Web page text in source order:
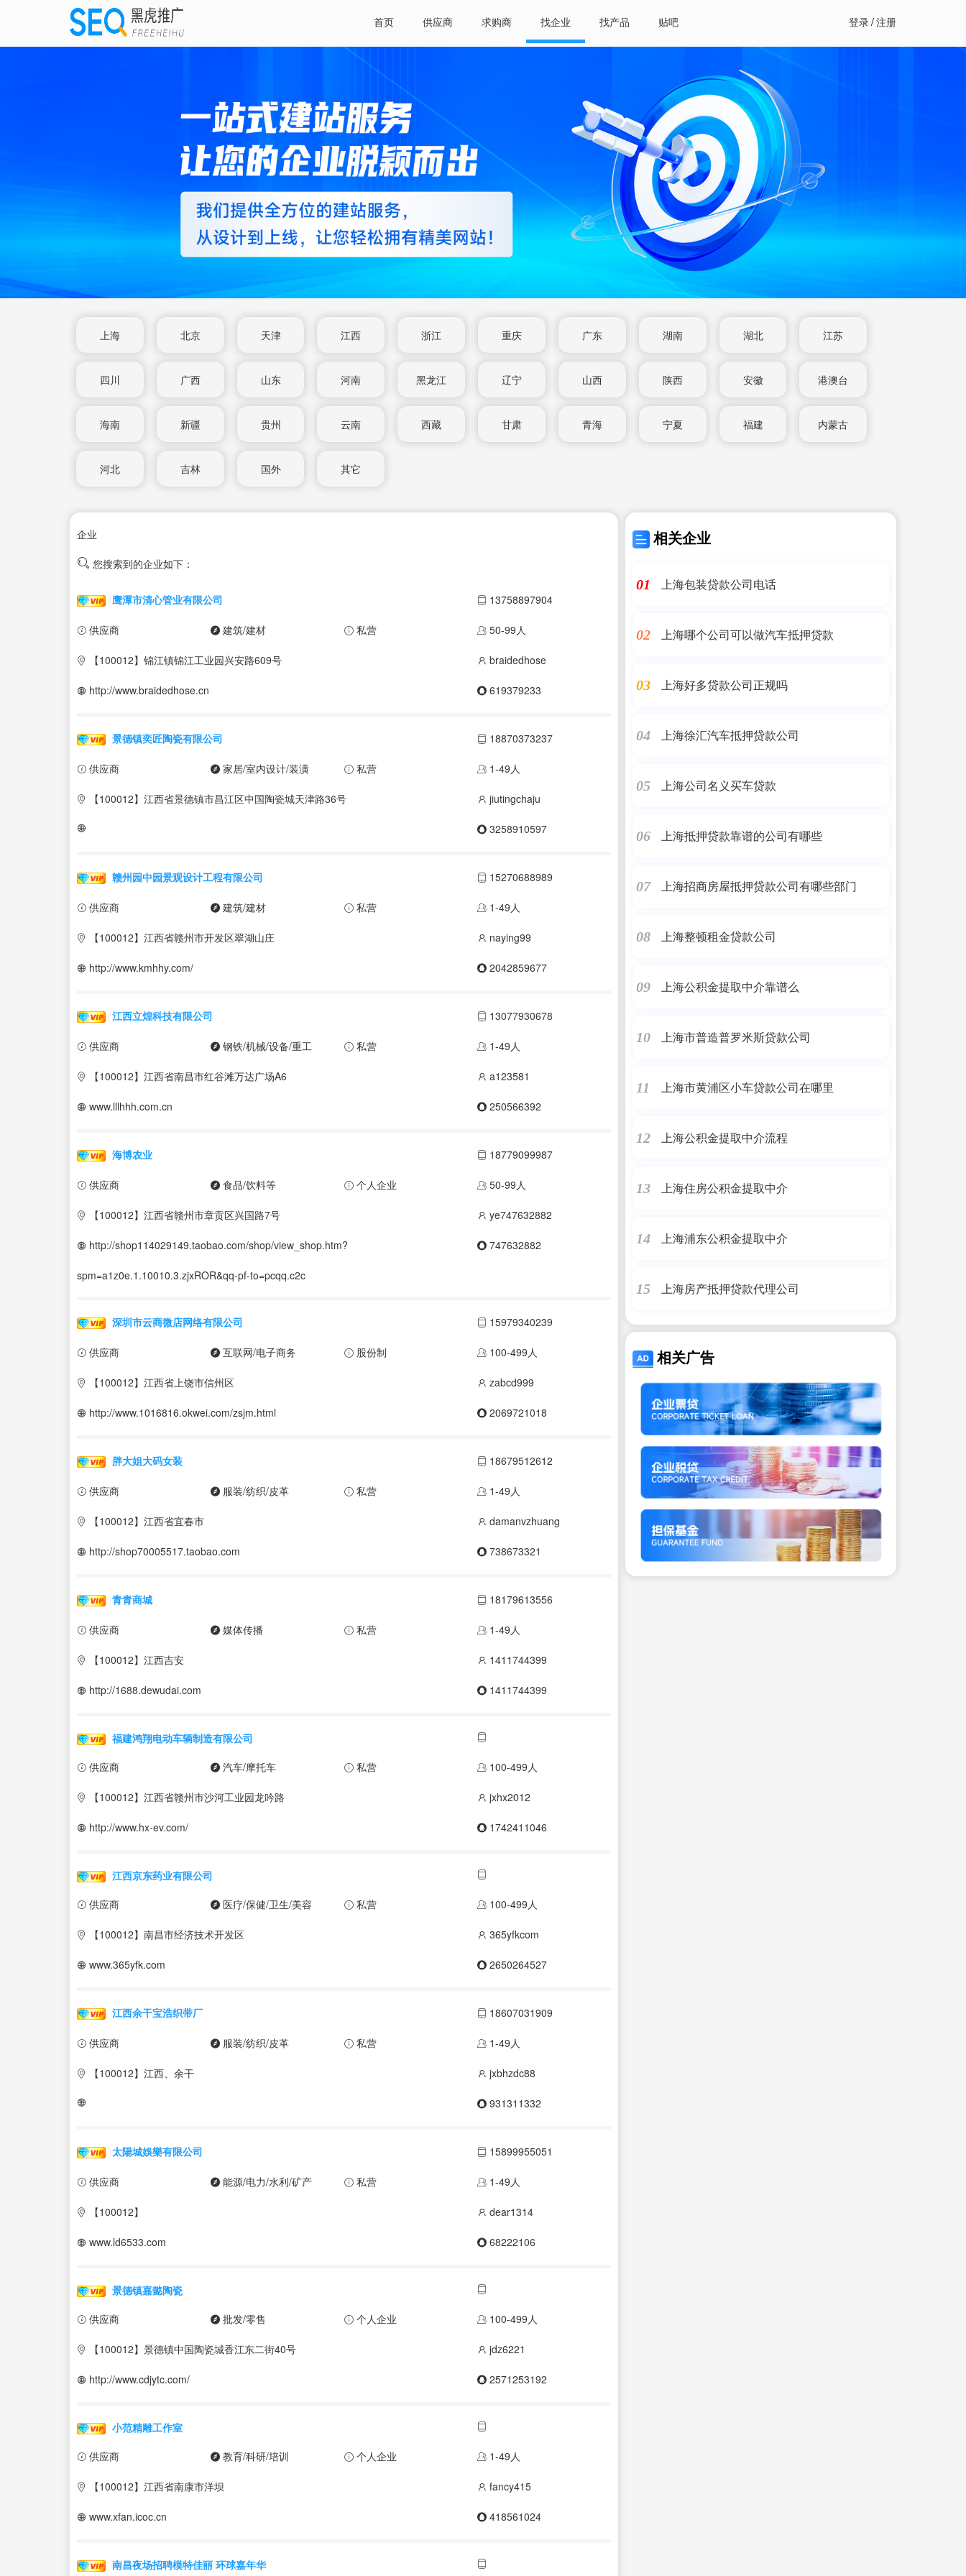
首页 供应商 求购商 找企业 找产品 贴吧 登录/注册
上海 北京 天津 江西 浙江 重庆 广东 湖南 湖北 江苏
四川 广西 山东 河南 黑龙江 辽宁 山西 陕西 安徽 港澳台
海南 新疆 贵州 云南 西藏 甘肃 青海 宁夏 福建 内蒙古
河北 吉林 国外 其它
企业
您搜索到的企业如下：
鹰潭市清心管业有限公司 13758897904
供应商 建筑/建材 私营 50-99人
【100012】锦江镇锦江工业园兴安路609号 braidedhose
http://www.braidedhose.cn 619379233
景德镇奕匠陶瓷有限公司 18870373237
供应商 家居/室内设计/装潢 私营 1-49人
【100012】江西省景德镇市昌江区中国陶瓷城天津路36号 jiutingchaju
3258910597
赣州园中园景观设计工程有限公司 15270688989
供应商 建筑/建材 私营 1-49人
【100012】江西省赣州市开发区翠湖山庄 naying99
http://www.kmhhy.com/ 2042859677
江西立煌科技有限公司 13077930678
供应商 钢铁/机械/设备/重工 私营 1-49人
【100012】江西省南昌市红谷滩万达广场A6 a123581
www.lllhhh.com.cn 250566392
海博农业 18779099987
供应商 食品/饮料等 个人企业 50-99人
【100012】江西省赣州市章贡区兴国路7号 ye747632882
http://shop114029149.taobao.com/shop/view_shop.htm?
spm=a1z0e.1.10010.3.zjxROR&qq-pf-to=pcqq.c2c
747632882
深圳市云商微店网络有限公司 15979340239
供应商 互联网/电子商务 股份制 100-499人
【100012】江西省上饶市信州区 zabcd999
http://www.1016816.okwei.com/zsjm.html 2069721018
胖大姐大码女装 18679512612
供应商 服装/纺织/皮革 私营 1-49人
【100012】江西省宜春市 damanvzhuang
http://shop70005517.taobao.com 738673321
青青商城 18179613556
供应商 媒体传播 私营 1-49人
【100012】江西吉安 1411744399
http://1688.dewudai.com 1411744399
福建鸿翔电动车辆制造有限公司
供应商
汽车/摩托车 私营 100-499人
【100012】江西省赣州市沙河工业园龙吟路 jxhx2012
http://www.hx-ev.com/ 1742411046
江西京东药业有限公司
供应商
医疗/保健/卫生/美容 私营 100-499人
【100012】南昌市经济技术开发区 365yfkcom
www.365yfk.com 2650264527
江西余干宝浩织带厂 18607031909
供应商 服装/纺织/皮革 私营 1-49人
【100012】江西、余干 jxbhzdc88
931311332
太陽城娛樂有限公司 15899955051
供应商 能源/电力/水利/矿产 私营 1-49人
【100012】 dear1314
www.ld6533.com 68222106
景德镇嘉懿陶瓷
供应商
批发/零售 个人企业 100-499人
【100012】景德镇中国陶瓷城香江东二街40号 jdz6221
http://www.cdjytc.com/ 2571253192
小范精雕工作室
供应商
教育/科研/培训 个人企业 1-49人
【100012】江西省南康市洋坝 fancy415
www.xfan.icoc.cn 418561024
南昌夜场招聘模特佳丽 环球嘉年华
相关企业
01 上海包装贷款公司电话
02 上海哪个公司可以做汽车抵押贷款
03 上海好多贷款公司正规吗
04 上海徐汇汽车抵押贷款公司
05 上海公司名义买车贷款
06 上海抵押贷款靠谱的公司有哪些
07 上海招商房屋抵押贷款公司有哪些部门
08 上海整顿租金贷款公司
09 上海公积金提取中介靠谱么
10 上海市普造普罗米斯贷款公司
11 上海市黄浦区小车贷款公司在哪里
12 上海公积金提取中介流程
13 上海住房公积金提取中介
14 上海浦东公积金提取中介
15 上海房产抵押贷款代理公司
相关广告